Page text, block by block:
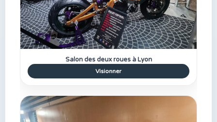
Salon des deux roues à Lyon
Visionner